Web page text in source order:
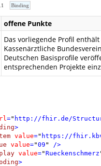
1 Binding
offene Punkte
Das vorliegende Profil
Kassenärztliche
Deutschen Basisprofile
entsprechenden Projekte
=" http://fhir.de/
>
value=" https://
value="09 "
/>
value="Rueckenschmerz
>